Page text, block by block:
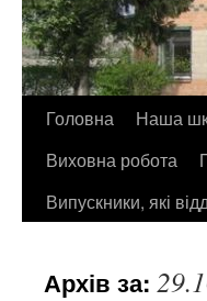
Перейти
до
контенту
Головна Наша
Виховна робота
Випускники, які
Архів за: